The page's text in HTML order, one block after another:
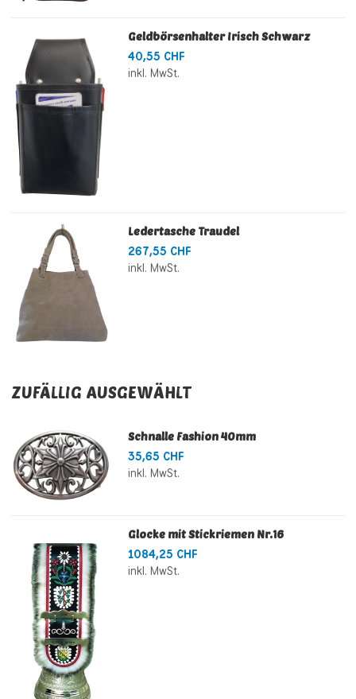
Geldbörsenhalter Irisch Schwarz
40,55 CHF
inkl. MwSt.
Ledertasche Traudel
267,55 CHF
inkl. MwSt.
ZUFÄLLIG AUSGEWÄHLT
Schnalle Fashion 40mm
35,65 CHF
inkl. MwSt.
Glocke mit Stickriemen Nr.16
1084,25 CHF
inkl. MwSt.